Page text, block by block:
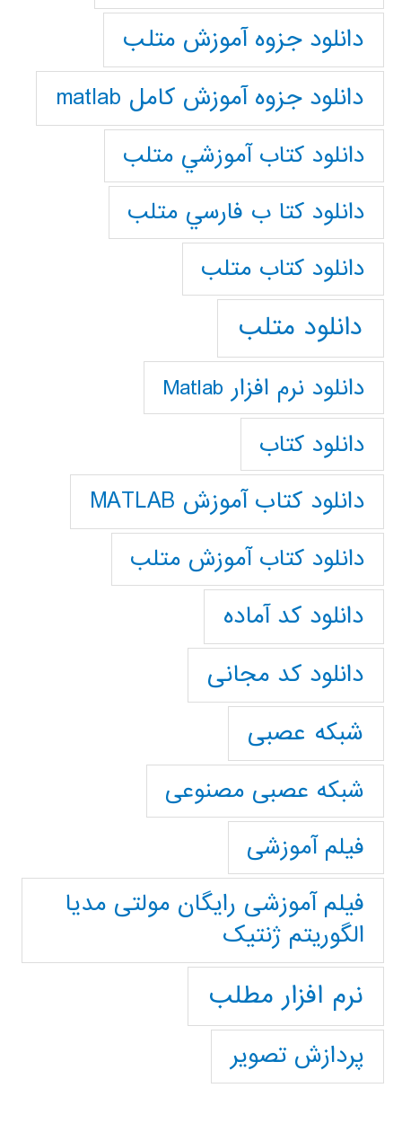
دانلود جزوه آموزش متلب
دانلود جزوه آموزش کامل matlab
دانلود كتاب آموزشي متلب
دانلود كتا ب فارسي متلب
دانلود كتاب متلب
دانلود متلب
دانلود نرم افزار Matlab
دانلود کتاب
دانلود کتاب آموزش MATLAB
دانلود کتاب آموزش متلب
دانلود کد آماده
دانلود کد مجانی
شبکه عصبی
شبکه عصبی مصنوعی
فیلم آموزشی
فیلم آموزشی رایگان مولتی مدیا
الگوریتم ژنتیک
نرم افزار مطلب
پردازش تصویر